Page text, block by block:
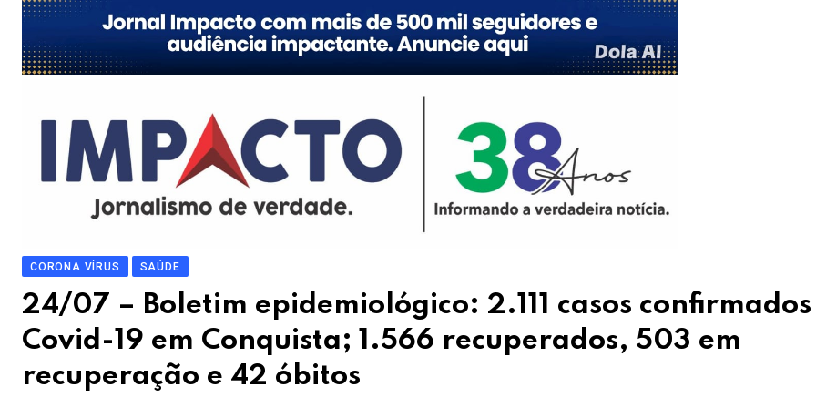
CORONA VÍRUS SAÚDE
24/07 – Boletim epidemiológico: 2.111 casos
Covid-19 em Conquista; 1.566 recuperados, 503 em
recuperação e 42 óbitos